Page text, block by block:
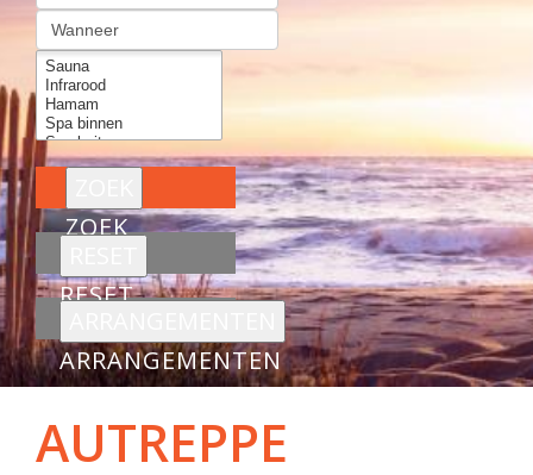
ZOEK
RESET
ARRANGEMENTEN
AUTREPPE